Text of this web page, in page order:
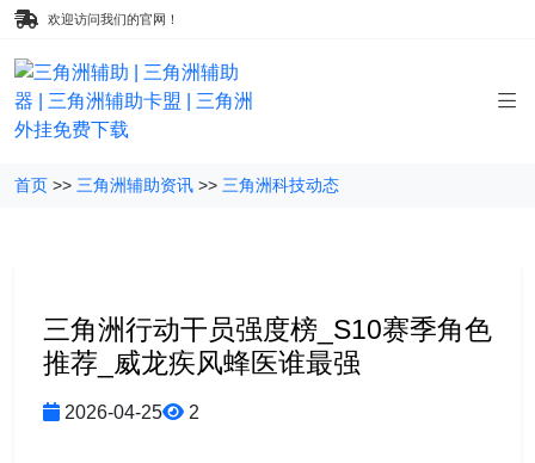
欢迎访问我们的官网！
首页 >> 三角洲辅助资讯 >> 三角洲科技动态
三角洲行动干员强度榜_S10赛季角色
推荐_威龙疾风蜂医谁最强
2026-04-25 2